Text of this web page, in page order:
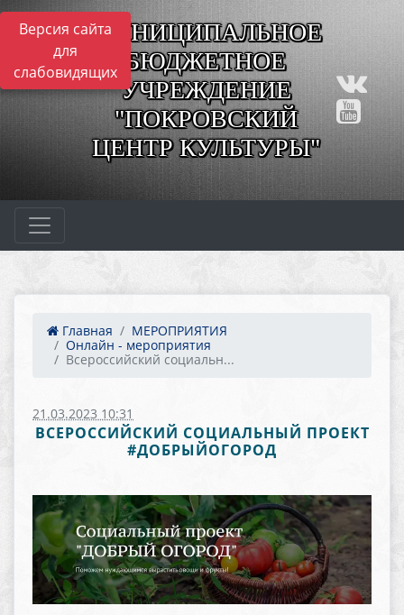
Версия сайта
для
слабовидящих
МУНИЦИПАЛЬНОЕ
БЮДЖЕТНОЕ
УЧРЕЖДЕНИЕ
"ПОКРОВСКИЙ
ЦЕНТР КУЛЬТУРЫ"
Главная
МЕРОПРИЯТИЯ
Онлайн - мероприятия
Всероссийский социальн...
21.03.2023 10:31
ВСЕРОССИЙСКИЙ СОЦИАЛЬНЫЙ ПРОЕКТ
#ДОБРЫЙОГОРОД